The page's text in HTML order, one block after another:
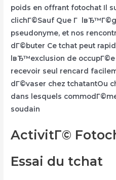
poids en offrant fotochat Il
clichГ©Sauf Que Г
pseudonyme, et nos
dГ©buter Ce tchat peut
lвЂ™exclusion de
recevoir seul rencard
dГ©vaser chez tchatantOu
dans lesquels
soudain
ActivitГ©
Essai du tchat